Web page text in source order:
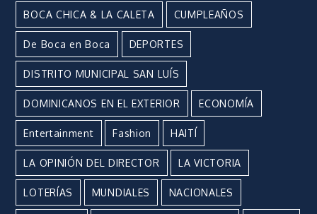
BOCA CHICA & LA CALETA CUMPLEAÑOS
De Boca en Boca DEPORTES
DISTRITO MUNICIPAL SAN LUÍS
DOMINICANOS EN EL EXTERIOR ECONOMÍA
Entertainment Fashion HAITÍ
LA OPINIÓN DEL DIRECTOR LA VICTORIA
LOTERÍAS MUNDIALES NACIONALES